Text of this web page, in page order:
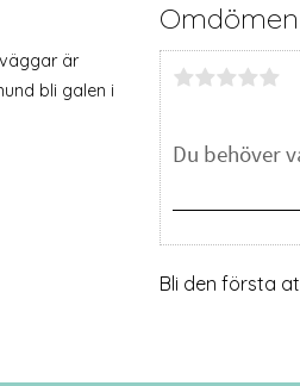
är
bli galen i
Omdömen
Bli den första